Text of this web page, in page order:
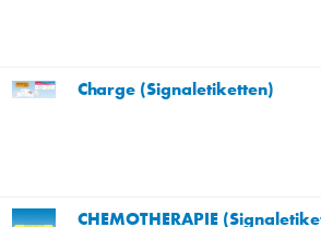
Charge (Signaletiketten)
CHEMOTHERAPIE